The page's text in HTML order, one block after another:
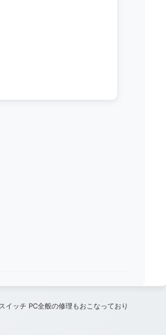
イッチ PC全般の修理もおこなっており